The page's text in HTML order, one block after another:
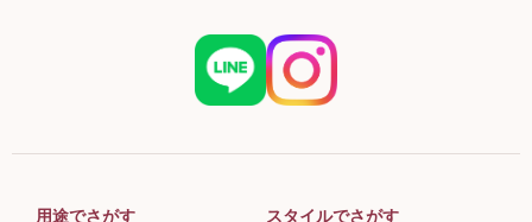
用途でさがす スタイルでさがす